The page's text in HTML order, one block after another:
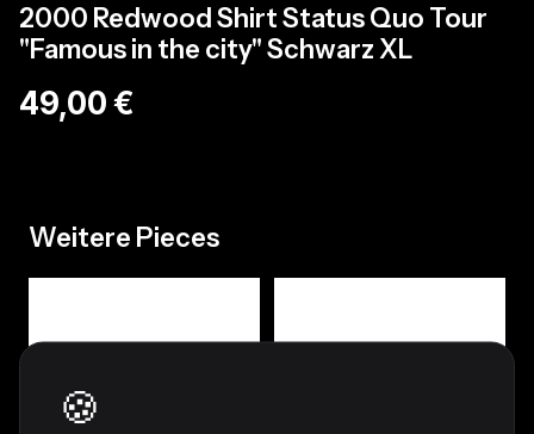
2000 Redwood Shirt Status Quo Tour
"Famous in the city" Schwarz XL
49,00 €
Weitere Pieces
🍪